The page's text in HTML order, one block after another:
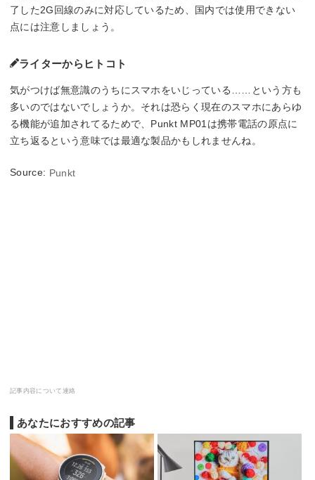
了した2G回線のみに対応しているため、国内では使用できない
点には注意しましょう。
ライターからヒトコト
気がつけば無意識のうちにスマホをいじっている……という方も
多いのではないでしょうか。それは恐らく現在のスマホにあらゆ
る機能が追加されてるためで、Punkt MP01は携帯電話の原点に
立ち返るという意味では最適な製品かもしれませんね。
Source: Punkt
記事内容について連絡
あなたにおすすめの記事